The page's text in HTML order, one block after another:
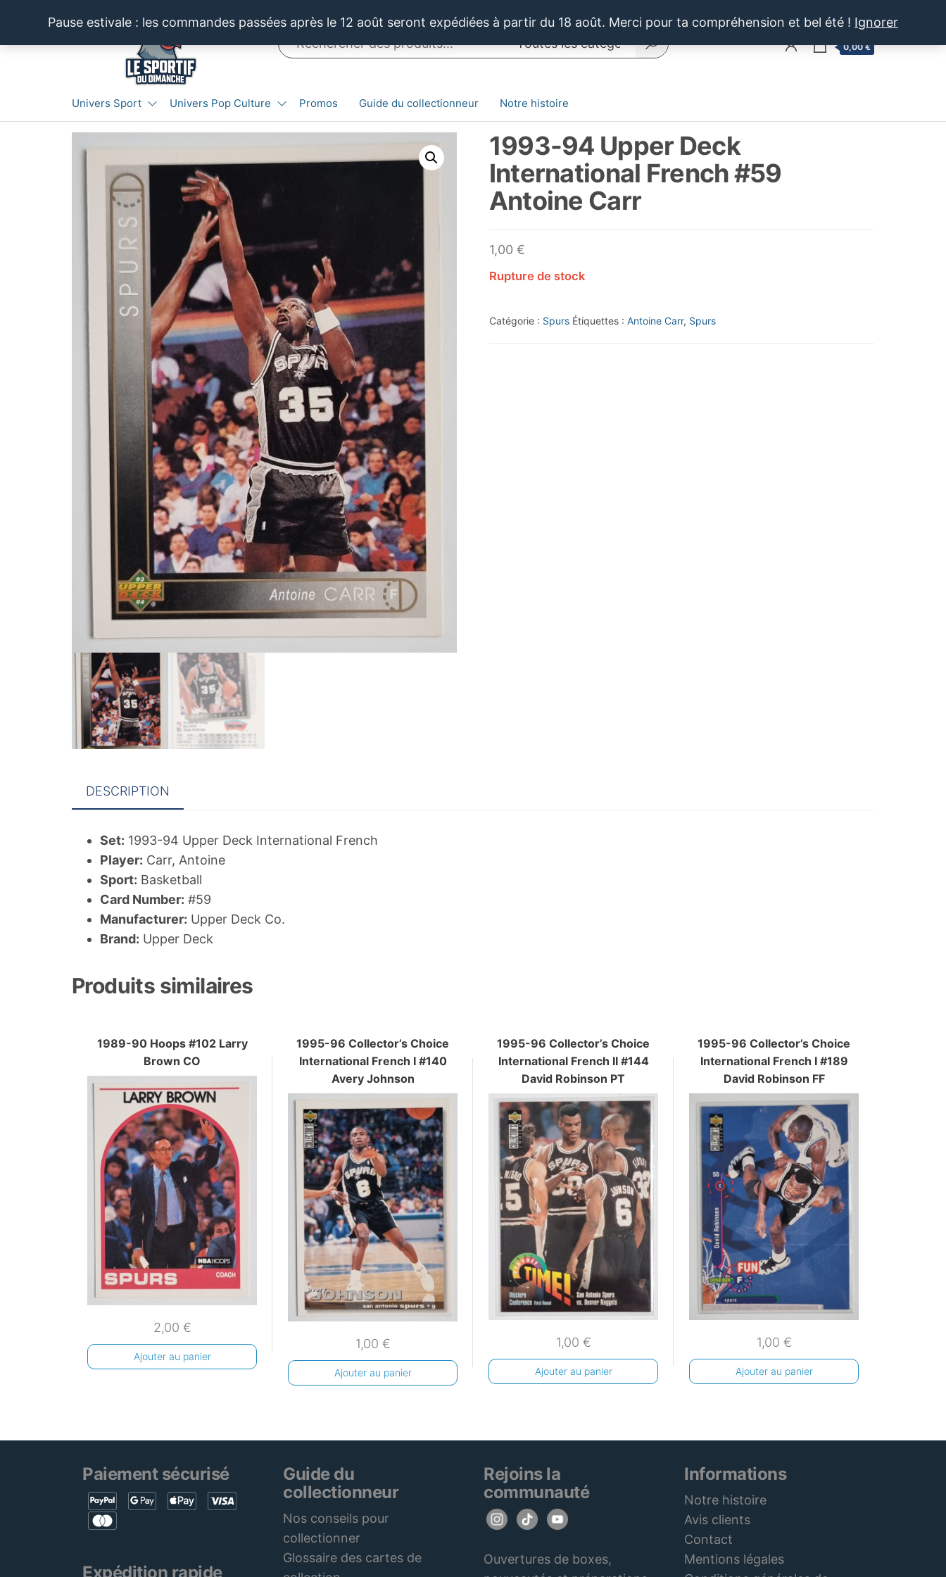
contenu
Pause estivale : les commandes passées après le 12 août seront expédiées à partir du 18 août. Merci pour ta compréhension et bel été ! Ignorer
LE SPORTIF
DU
et
produits
autour
sport et
0,00 €
Univers Sport Univers Pop Culture Promos Guide du collectionneur Notre histoire
1993-94 Upper Deck
International French #59
Antoine Carr
1,00 €
Rupture de stock
Catégorie : Spurs Étiquettes : Antoine Carr, Spurs
DESCRIPTION
Set: 1993-94 Upper Deck International French
Player: Carr, Antoine
Sport: Basketball
Card Number: #59
Manufacturer: Upper Deck Co.
Brand: Upper Deck
Produits similaires
1989-90 Hoops #102 Larry
Brown CO
2,00 €
Ajouter au panier
1995-96 Collector’s Choice
International French I #140
Avery Johnson
1,00 €
Ajouter au panier
1995-96 Collector’s Choice
International French II #144
David Robinson PT
1,00 €
Ajouter au panier
1995-96 Collector’s Choice
International French I #189
David Robinson FF
1,00 €
Ajouter au panier
Paiement sécurisé
Expédition rapide
Guide du
collectionneur
Nos conseils pour
collectionner
Glossaire des cartes de
Rejoins la
communauté
Ouvertures de boxes,
Informations
Notre histoire
Avis clients
Contact
Mentions légales